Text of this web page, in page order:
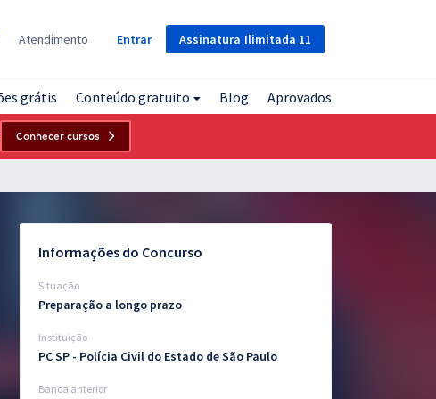
Assinatura Ilimitada 11
Atendimento Entrar
grátis Conteúdo gratuito Blog Aprovados
Conhecer cursos
Informações do Concurso
Situação
Preparação a longo prazo
Instituição
PC SP - Polícia Civil do Estado de São Paulo
Banca anterior